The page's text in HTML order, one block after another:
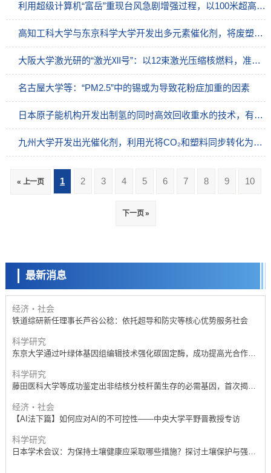
利用超级计算机“富岳”重现台风急剧增强过程，以100米超高分辨率直接计算微小涡旋
高知工科大学与东京科学大学开发出多元素催化剂，将废塑料转化为甲酸
大阪大学激光研的“激光Ⅻ号”：以12束激光压缩核燃料，准备核聚变
名古屋大学等：“PM2.5”中的锡或为导致花粉症加重的因素
日本原子能机构开发出制氢的同时高效回收重水的技术，有望摆脱进口依赖
九州大学开发出光催化剂，利用光将CO₂和塑料同步转化为化学品
« 上一页 1 2 3 4 5 6 7 8 9 10
下一页 »
最新消息
政策
日本科研费增设国际共同研究强化新类别，促进青年研究人员赴海外开
展研究
经济・社会
铁道综研新任理事长芦谷公稔：依托超导和防灾等核心优势服务社会
科学研究
东京大学通过叶绿体基因组编辑技术强化碳固定酶，成功提高光合作用
科学研究
藤田医科大学等成功鉴定出非结核分枝杆菌生存的必需基因，首次揭示
经济・社会
【AI法下篇】如何应对AI的不可控性——中央大学平野晋教授专访
科学研究
日本学术会议：为保持土壤健康应采取哪些措施？探讨土壤保护与强化